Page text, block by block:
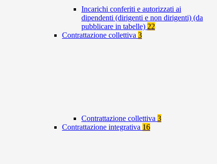
Incarichi conferiti e autorizzati ai
dipendenti (dirigenti e non dirigenti) (da
pubblicare in tabelle) 22
Contrattazione collettiva 3
Contrattazione collettiva 3
Contrattazione integrativa 16